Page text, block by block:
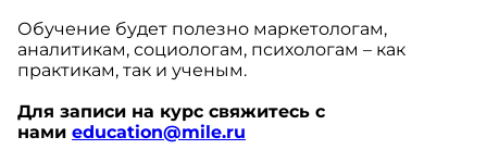
Обучение будет полезно маркетологам,
аналитикам, социологам, психологам – как
практикам, так и ученым.
Для записи на курс свяжитесь с
нами education@mile.ru